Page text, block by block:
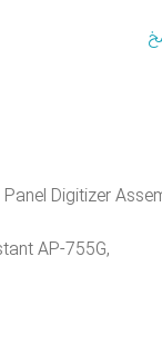
Panel Digitizer
,Models: Assistant AP-755G